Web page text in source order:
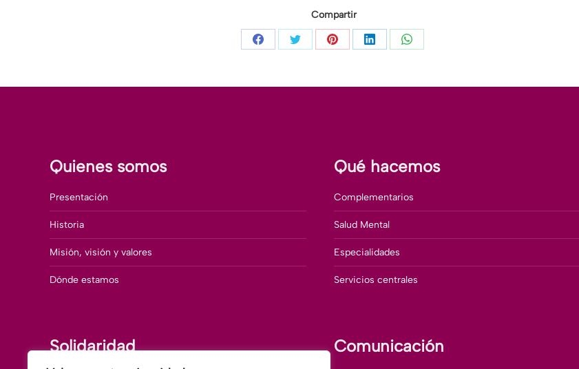
Compartir
Compartir
Facebook
Compartir
Twitter
Compartir
Pinterest
Compartir
LinkedIn
Compartir
WhatsApp
Quienes somos
Presentación
Historia
Misión, visión y valores
Dónde estamos
Qué hacemos
Complementarios
Salud Mental
Especialidades
Servicios centrales
Solidaridad Comunicación